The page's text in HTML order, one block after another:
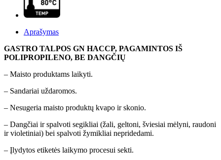
Aprašymas
GASTRO TALPOS GN HACCP, PAGAMINTOS IŠ
POLIPROPILENO, BE DANGČIŲ
– Maisto produktams laikyti.
– Sandariai uždaromos.
– Nesugeria maisto produktų kvapo ir skonio.
– Dangčiai ir spalvoti segikliai (žali, geltoni, šviesiai mėlyni, raudoni
ir violetiniai) bei spalvoti žymikliai nepridedami.
– Įlydytos etiketės laikymo procesui sekti.